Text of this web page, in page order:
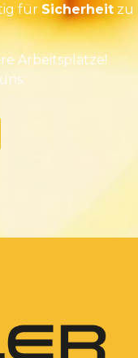
für Sicherheitzu
Arbeitsplätze!